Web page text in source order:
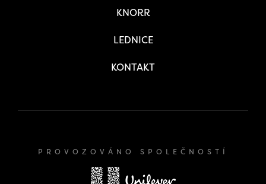
KNORR
LEDNICE
KONTAKT
PROVOZOVÁNO SPOLEČNOSTÍ